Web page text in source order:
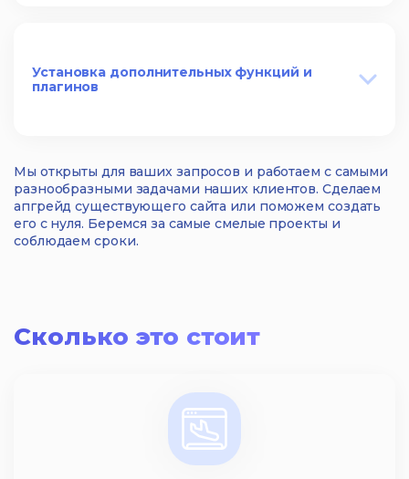
Установка дополнительных функций и
плагинов
Мы открыты для ваших запросов и работаем с самыми
разнообразными задачами наших клиентов. Сделаем
апгрейд существующего сайта или поможем создать
его с нуля. Беремся за самые смелые проекты и
соблюдаем сроки.
Сколько это стоит